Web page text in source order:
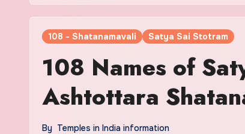
108 - Shatanamavali Satya Sai Stotram
108 Names of
Ashtottara
By Temples in India information